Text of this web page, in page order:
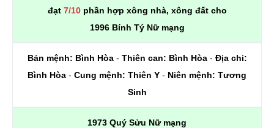
đạt 7/10phần hợp xông nhà, xông đất cho
1996 Bính Tý Nữ mạng
Bản mệnh: Bình Hòa- Thiên can: Bình Hòa- Địa chi:
Bình Hòa - Cung mệnh: Thiên Y - Niên mệnh: Tương
Sinh
1973 Quý Sửu Nữ mạng